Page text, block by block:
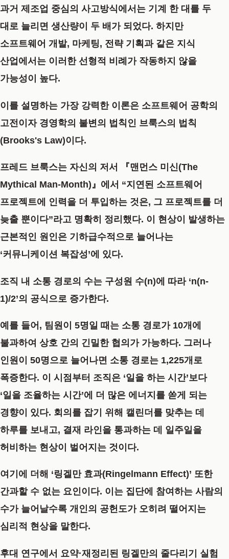
과거 제조업 중심의 사고방식에서는 기계 한 대를 두
대로 늘리면 생산량이 두 배가 되었다. 하지만
소프트웨어 개발, 마케팅, 전략 기획과 같은 지식
산업에서는 이러한 선형적 비례가 작동하지 않을
가능성이 높다.
이를 설명하는 가장 강력한 이론은 소프트웨어 공학의
고전이자 경영학의 불변의 법칙인 브룩스의 법칙
(Brooks's Law)이다.
프레드 브룩스는 자신의 저서 『맨먼스 미신(The
Mythical Man-Month)』에서 “지연된 소프트웨어
프로젝트에 인력을 더 투입하는 것은, 그 프로젝트를 더
늦출 뿐이다”라고 명확히 정리했다. 이 현상이 발생하는
근본적인 원인은 기하급수적으로 늘어나는
‘커뮤니케이션 복잡성’에 있다.
조직 내 소통 경로의 수는 구성원 수(n)에 따라 ‘n(n-
1)/2’의 공식으로 증가한다.
예를 들어, 팀원이 5명일 때는 소통 경로가 10개에
불과하여 상호 간의 긴밀한 협의가 가능하다. 그러나
인원이 50명으로 늘어나면 소통 경로는 1,225개로
폭증한다. 이 시점부터 조직은 ‘일을 하는 시간’보다
‘일을 조율하는 시간’에 더 많은 에너지를 쏟게 되는
경향이 있다. 회의를 잡기 위해 캘린더를 맞추는 데
하루를 보내고, 결재 라인을 통과하는 데 일주일을
허비하는 현상이 벌어지는 것이다.
여기에 더해 ‘링겔만 효과(Ringelmann Effect)’ 또한
간과할 수 없는 요인이다. 이는 집단에 참여하는 사람의
수가 늘어날수록 개인의 공헌도가 오히려 떨어지는
심리적 현상을 말한다.
후대 연구에서 요약·재정리된 링겔만의 줄다리기 실험